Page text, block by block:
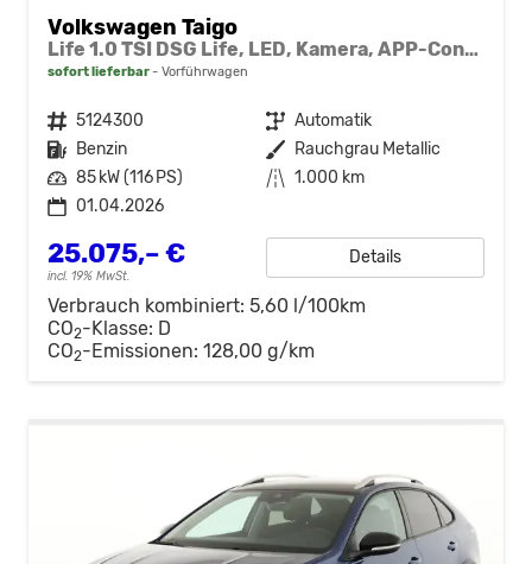
Volkswagen Taigo
Life 1.0 TSI DSG Life, LED, Kamera, APP-Connect, Winter, 17-Zoll
sofort lieferbar Vorführwagen
Fahrzeugnr. 5124300 Getriebe Automatik
Kraftstoff Benzin Außenfarbe Rauchgrau Metallic
Leistung 85 kW (116 PS) Kilometerstand 1.000 km
01.04.2026
25.075,– €
incl. 19% MwSt.
Details
Verbrauch kombiniert: 5,60 l/100km
CO2-Klasse: D
CO2-Emissionen: 128,00 g/km